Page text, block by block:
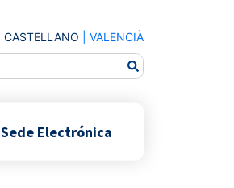
CASTELLANO VALENCIÀ
Sede Electrónica